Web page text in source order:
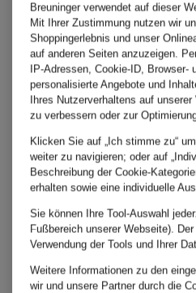
Mix &
mey
V-Shirt
Serie
Breuninger verwendet auf dieser
Mit Ihrer Zustimmung nutzen wir
Shoppingerlebnis und unser
auf anderen Seiten anzuzeigen.
IP-Adressen, Cookie-ID, Browser-
personalisierte Angebote und
Ihres Nutzerverhaltens auf
zu verbessern oder zur
Klicken Sie auf „Ich stimme zu“
weiter zu navigieren; oder auf
Beschreibung der Cookie-
erhalten sowie eine individuelle
Sie können Ihre Tool-Auswahl
Fußbereich unserer Webseite).
Verwendung der Tools und Ihrer
Weitere Informationen zu den
wir und unsere Partner durch die